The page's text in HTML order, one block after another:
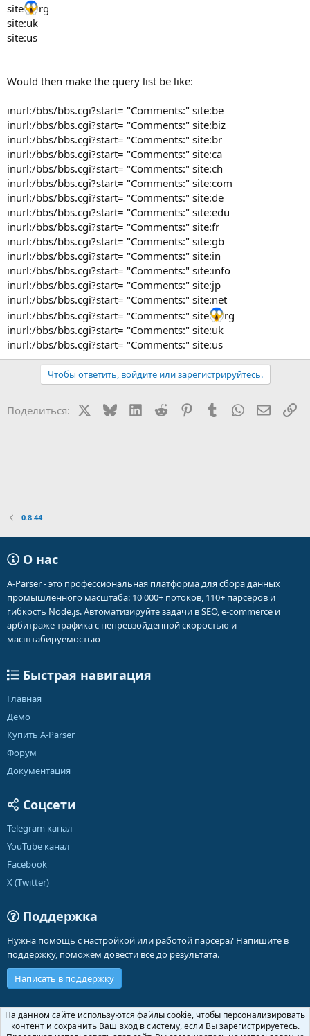
site
rg
site:uk
site:us
Would then make the query list be like:
inurl:/bbs/bbs.cgi?start= "Comments:" site:be
inurl:/bbs/bbs.cgi?start= "Comments:" site:biz
inurl:/bbs/bbs.cgi?start= "Comments:" site:br
inurl:/bbs/bbs.cgi?start= "Comments:" site:ca
inurl:/bbs/bbs.cgi?start= "Comments:" site:ch
inurl:/bbs/bbs.cgi?start= "Comments:" site:com
inurl:/bbs/bbs.cgi?start= "Comments:" site:de
inurl:/bbs/bbs.cgi?start= "Comments:" site:edu
inurl:/bbs/bbs.cgi?start= "Comments:" site:fr
inurl:/bbs/bbs.cgi?start= "Comments:" site:gb
inurl:/bbs/bbs.cgi?start= "Comments:" site:in
inurl:/bbs/bbs.cgi?start= "Comments:" site:info
inurl:/bbs/bbs.cgi?start= "Comments:" site:jp
inurl:/bbs/bbs.cgi?start= "Comments:" site:net
inurl:/bbs/bbs.cgi?start= "Comments:" site
rg
inurl:/bbs/bbs.cgi?start= "Comments:" site:uk
inurl:/bbs/bbs.cgi?start= "Comments:" site:us
Чтобы ответить, войдите или зарегистрируйтесь.
Поделиться: BlueskyLinkedIn
Reddit PinterestTumblr WhatsApp
0.8.44
О нас
A-Parser - это профессиональная платформа для сбора данных
промышленного масштаба: 10 000+ потоков, 110+ парсеров и
гибкость Node.js. Автоматизируйте задачи в SEO, e-commerce и
арбитраже трафика с непревзойденной скоростью и
масштабируемостью
Быстрая навигация
Главная
Демо
Купить A-Parser
Форум
Документация
Соцсети
Telegram канал
YouTube канал
Facebook
X (Twitter)
Поддержка
Нужна помощь с настройкой или работой парсера? Напишите в
поддержку, поможем довести все до результата.
Написать в поддержку
Russian (RU)
Обратная связь
Условия и правила
На данном сайте используются файлы cookie, чтобы персонализировать
контент и сохранить Ваш вход в систему, если Вы зарегистрируетесь.